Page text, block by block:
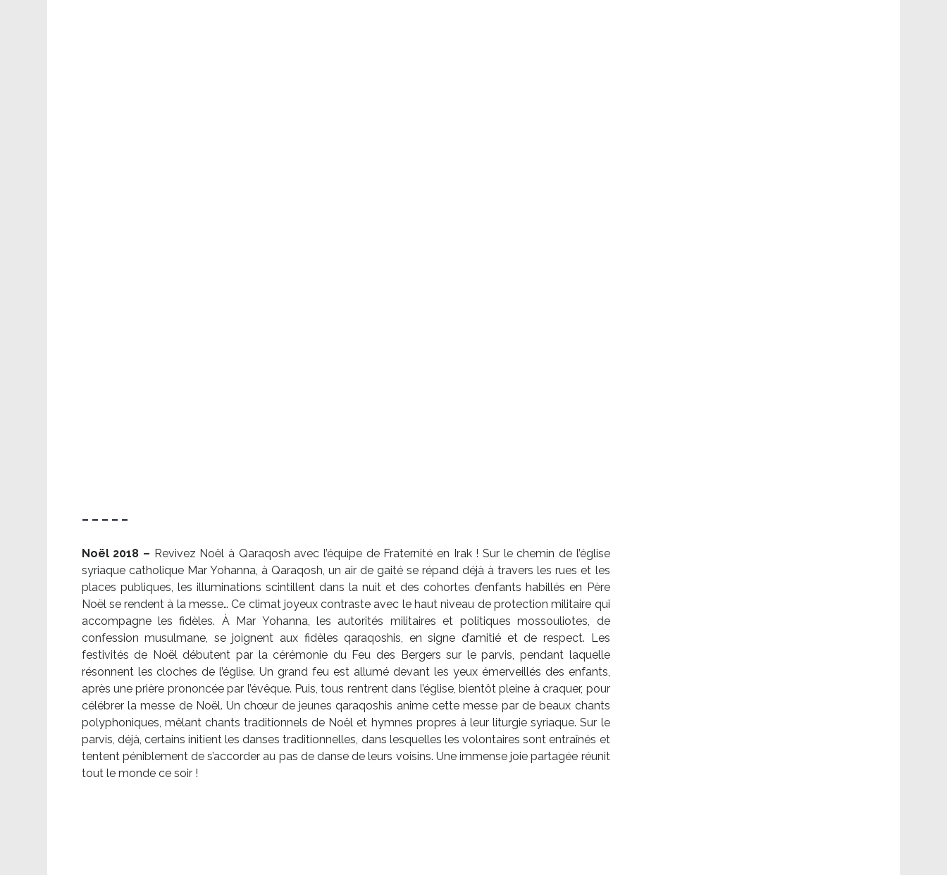
– – – – –
Noël 2018 – Revivez Noël à Qaraqosh avec l’équipe de Fraternité en Irak ! Sur le chemin de l’église
syriaque catholique Mar Yohanna, à Qaraqosh, un air de gaité se répand déjà à travers les rues et les
places publiques, les illuminations scintillent dans la nuit et des cohortes d’enfants habillés en Père
Noël se rendent à la messe… Ce climat joyeux contraste avec le haut niveau de protection militaire qui
accompagne les fidèles. À Mar Yohanna, les autorités militaires et politiques mossouliotes, de
confession musulmane, se joignent aux fidèles qaraqoshis, en signe d’amitié et de respect. Les
festivités de Noël débutent par la cérémonie du Feu des Bergers sur le parvis, pendant laquelle
résonnent les cloches de l’église. Un grand feu est allumé devant les yeux émerveillés des enfants,
après une prière prononcée par l’évêque. Puis, tous rentrent dans l’église, bientôt pleine à craquer, pour
célébrer la messe de Noël. Un chœur de jeunes qaraqoshis anime cette messe par de beaux chants
polyphoniques, mêlant chants traditionnels de Noël et hymnes propres à leur liturgie syriaque. Sur le
parvis, déjà, certains initient les danses traditionnelles, dans lesquelles les volontaires sont entraînés et
tentent péniblement de s’accorder au pas de danse de leurs voisins. Une immense joie partagée réunit
tout le monde ce soir !